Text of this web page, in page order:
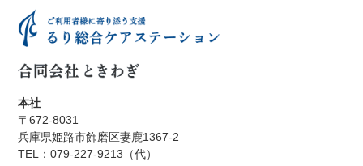
本社
〒672-8031
兵庫県姫路市飾磨区妻鹿1367-2
TEL：079-227-9213（代）